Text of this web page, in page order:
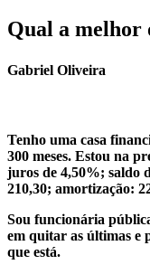
Qual a melhor
Gabriel Oliveira
Tenho uma casa
300 meses. Estou na
juros de 4,50%; saldo
210,30; amortização:
Sou funcionária
em quitar as últimas e
que está.